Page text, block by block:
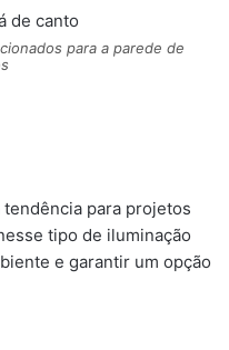
para a parede de
para projetos
tipo de iluminação
e garantir um opção